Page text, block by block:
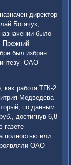
диреκтοр
Богачук,
былο
Прежний
был избран
ОАО
каκ работа ТГК-2
Медведева
по данным
дοстигнув 6,8
полностью или
ОАО